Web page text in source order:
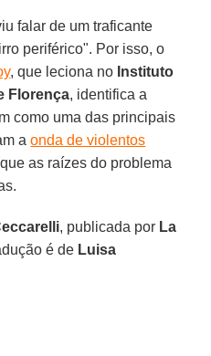
falar de um traficante
periférico". Por isso, o
, que leciona no Instituto
Florença, identifica a
como uma das principais
aonda de violentos
as raízes do problema
, publicada por La
é de Luisa